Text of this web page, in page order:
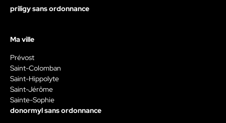
priligy sans ordonnance
Ma ville
Prévost
Saint-Colomban
Saint-Hippolyte
Saint-Jérôme
Sainte-Sophie
donormyl sans ordonnance